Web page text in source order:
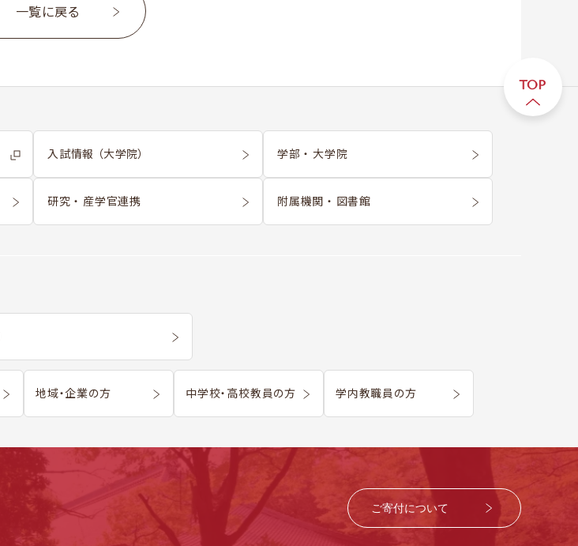
一覧に戻る
入試情報 （大学院） 学部 ・ 大学院
研究 ・ 産学官連携 附属機関 ・ 図書館
地域・企業の方 中学校・ 高校教員の方 学内教職員の方
ご寄付について